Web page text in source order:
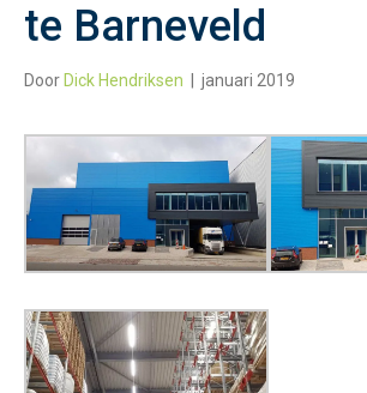
te Barneveld
Door Dick Hendriksen januari 2019